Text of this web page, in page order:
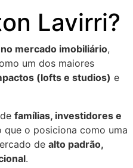
Lavirri?
mercado imobiliário,
um dos maiores
(lofts e studios) e
famílias, investidores e
que o posiciona como uma
de alto padrão,
.